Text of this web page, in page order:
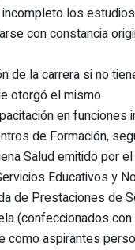
los
con constancia
de la carrera si no
otorgó el mismo.
en funciones
de Formación,
Salud emitido por
Educativos y
de Prestaciones de
(confeccionados con
como aspirantes